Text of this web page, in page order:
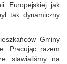
Europejskiej jak
tak dynamiczny
Gminy
Pracując razem
stawialiśmy na